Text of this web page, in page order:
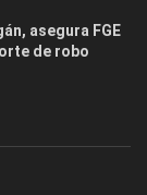
asegura FGE
de robo